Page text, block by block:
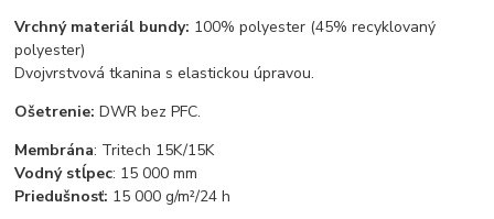
Vrchný materiál bundy: 100% polyester (45% recyklovaný
polyester)
Dvojvrstvová tkanina s elastickou úpravou.
Ošetrenie:DWR bez PFC.
Membrána: Tritech 15K/15K
Vodný stĺpec: 15 000 mm
Priedušnosť: 15 000 g/m²/24 h